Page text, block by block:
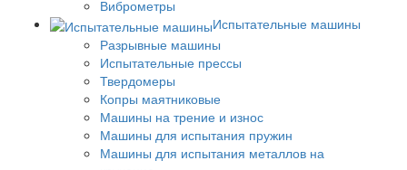
Виброметры
Испытательные машины
Разрывные машины
Испытательные прессы
Твердомеры
Копры маятниковые
Машины на трение и износ
Машины для испытания пружин
Машины для испытания металлов на